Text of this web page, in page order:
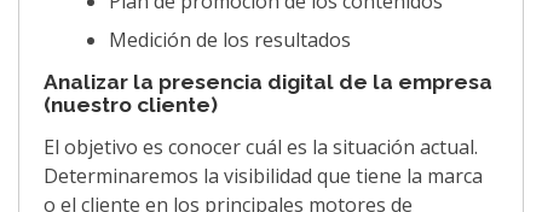
Medición de los resultados
Analizar la presencia digital de la empresa
(nuestro cliente)
El objetivo es conocer cuál es la situación actual.
Determinaremos la visibilidad que tiene la marca
o el cliente en los principales motores de